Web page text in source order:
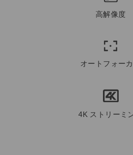
高解像度
オートフォー
4K ストリーミ